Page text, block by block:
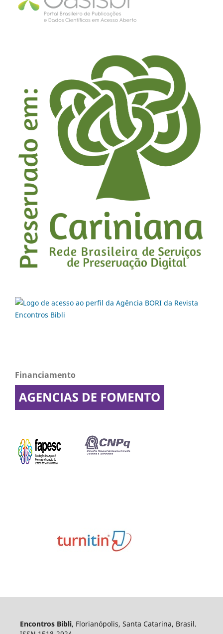
Financiamento
Encontros Bibli, Florianópolis, Santa Catarina, Brasil.